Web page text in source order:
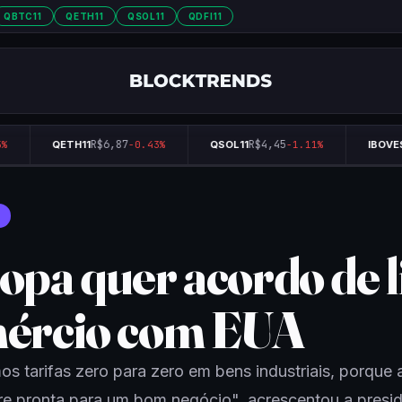
QBTC11 QETH11 QSOL11 QDFI11
QETH11R$6,87-0.43% QSOL11R$4,45-1.11%
quer acordo de
com EUA
tarifas zero para zero em bens industriais, porque